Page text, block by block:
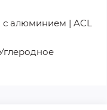
с алюминием | ACL